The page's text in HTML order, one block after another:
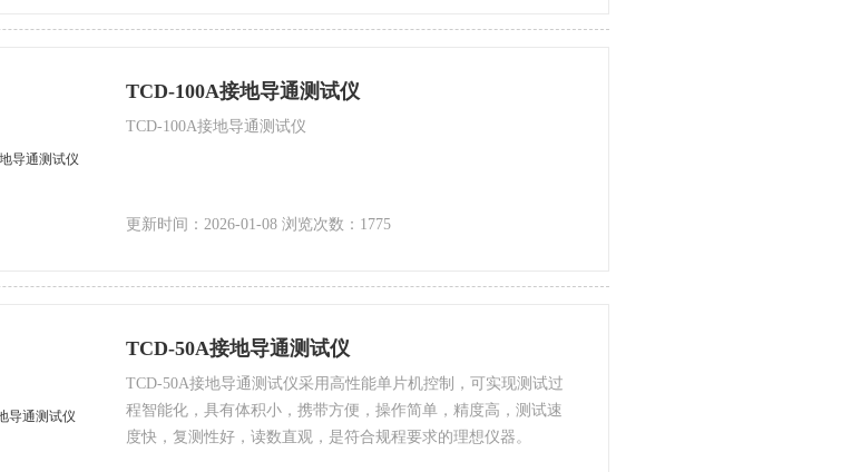
TCD-100A接地导通测试仪
TCD-100A接地导通测试仪
更新时间：2026-01-08 浏览次数：1775
TCD-50A接地导通测试仪
TCD-50A接地导通测试仪采用高性能单片机控制，可实现测试过
程智能化，具有体积小，携带方便，操作简单，精度高，测试速
度快，复测性好，读数直观，是符合规程要求的理想仪器。